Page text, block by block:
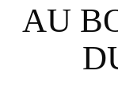
AU BOURGUIGNON